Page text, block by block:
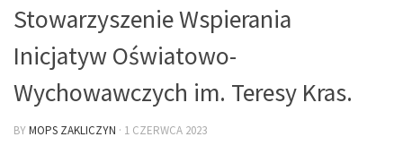
Stowarzyszenie Wspierania
Inicjatyw Oświatowo-
Wychowawczych im. Teresy Kras.
BYMOPS ZAKLICZYN · 1 CZERWCA 2023